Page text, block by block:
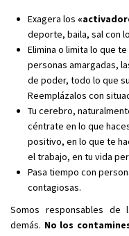
Exagera los
deporte, baila, sal con
Elimina o limita lo que te
personas amargadas,
de poder, todo lo que
Reemplázalos con
Tu cerebro,
céntrate en lo que
positivo, en lo que te
el trabajo, en tu vida
Pasa tiempo con
contagiosas.
Somos responsables de
demás. No los